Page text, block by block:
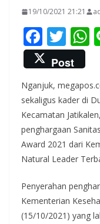
19/10/2021 21:21
F
ac
e
b
o
o
k
T
w
itt
er s
p
Post
Nganjuk,
sekaligus kader di
Kecamatan
penghargaan
Award 2021 dari
Natural Leader
Penyerahan
Kementerian
(15/10/2021) yang